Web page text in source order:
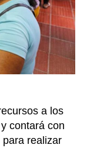
del
de
del
IVA
a los
contará con
para realizar